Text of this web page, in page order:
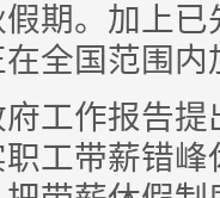
期。加上
全国范围内
作报告提
工带薪错